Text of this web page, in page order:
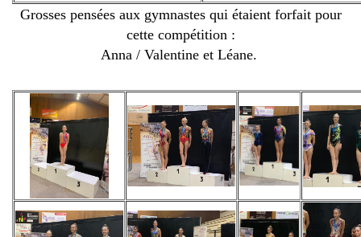
Grosses pensées aux gymnastes qui étaient forfait pour
cette compétition :
Anna / Valentine et Léane.